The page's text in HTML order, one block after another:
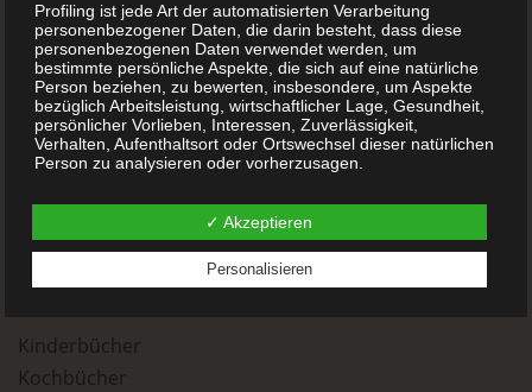
Buchdruck (Ihr Buch drucken)
Hardcover Buch
Softcover Buch
Kleine Auflage drucken
Print on Demand
FAQ´s
Buchladen
Kinderbücher
Kochbücher
Profiling ist jede Art der automatisierten Verarbeitung
personenbezogener Daten, die darin besteht, dass diese
personenbezogenen Daten verwendet werden, um
bestimmte persönliche Aspekte, die sich auf eine natürliche
Person beziehen, zu bewerten, insbesondere, um Aspekte
bezüglich Arbeitsleistung, wirtschaftlicher Lage, Gesundheit,
persönlicher Vorlieben, Interessen, Zuverlässigkeit,
Verhalten, Aufenthaltsort oder Ortswechsel dieser natürlichen
Person zu analysieren oder vorherzusagen.
f) Pseudonymisierung
mehr einer spezifischen betroffenen Person zugeordnet
werden können, sofern diese zusätzlichen Informationen
gesondert aufbewahrt werden und technischen und
✓ Akzeptieren
Personalisieren